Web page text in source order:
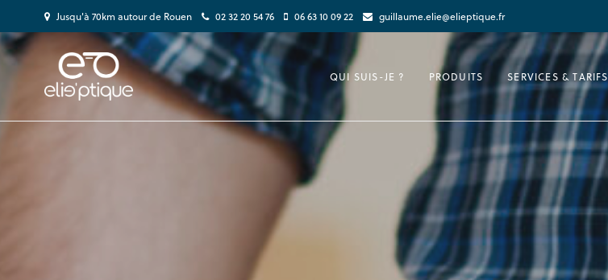
Jusqu'à 70km autour de Rouen 02 32 20 54 76 06 63 10 09 22 guillaume.elie@elieptique.fr
QUI SUIS-JE ? PRODUITS SERVICES & TARIFS